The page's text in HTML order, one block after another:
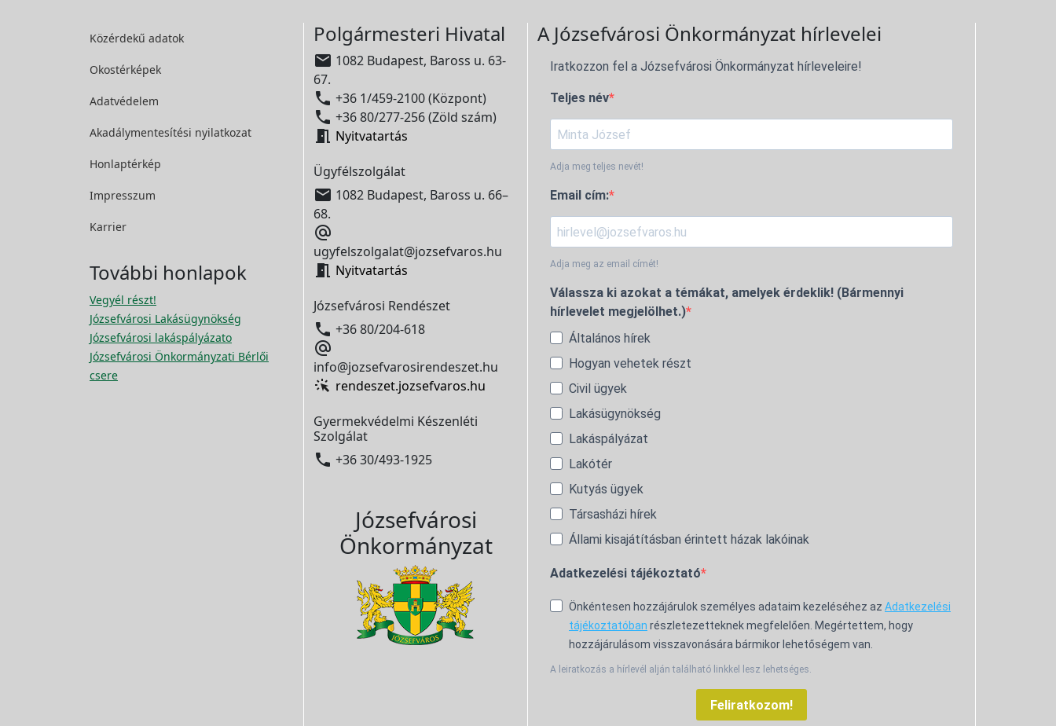
Közérdekű adatok
Okostérképek
Adatvédelem
Akadálymentesítési nyilatkozat
Honlaptérkép
Impresszum
Karrier
További honlapok
Vegyél részt!
Józsefvárosi Lakásügynökség
Józsefvárosi lakáspályázato
Józsefvárosi Önkormányzati Bérlői
csere
Polgármesteri Hivatal
 1082 Budapest, Baross u. 63-
67.
 +36 1/459-2100 (Központ)
 +36 80/277-256 (Zöld szám)
 Nyitvatartás
Ügyfélszolgálat
 1082 Budapest, Baross u. 66–
68.

ugyfelszolgalat@jozsefvaros.hu
 Nyitvatartás
Józsefvárosi Rendészet
 +36 80/204-618

info@jozsefvarosirendeszet.hu
rendeszet.jozsefvaros.hu
Gyermekvédelmi Készenléti
Szolgálat
 +36 30/493-1925
Józsefvárosi
Önkormányzat
A Józsefvárosi Önkormányzat hírlevelei
Iratkozzon fel a Józsefvárosi Önkormányzat hírleveleire!
Teljes név
Adja meg teljes nevét!
Email cím:
Adja meg az email címét!
Válassza ki azokat a témákat, amelyek érdeklik! (Bármennyi
hírlevelet megjelölhet.)
Általános hírek
Hogyan vehetek részt
Civil ügyek
Lakásügynökség
Lakáspályázat
Lakótér
Kutyás ügyek
Társasházi hírek
Állami kisajátításban érintett házak lakóinak
Adatkezelési tájékoztató
Önkéntesen hozzájárulok személyes adataim kezeléséhez az Adatkezelési
tájékoztatóban részletezetteknek megfelelően. Megértettem, hogy
hozzájárulásom visszavonására bármikor lehetőségem van.
A leiratkozás a hírlevél alján található linkkel lesz lehetséges.
Feliratkozom!